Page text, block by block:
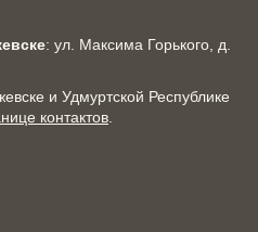
: ул. Максима Горького, д.
и Удмуртской Республике
контактов.